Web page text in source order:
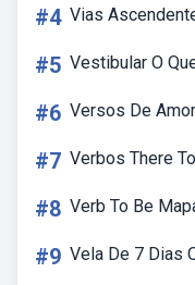
#4 Vias
#5 Vestibular O
#6 Versos De
#7 Verbos There
#8 Verb To Be
#9 Vela De 7 Dias